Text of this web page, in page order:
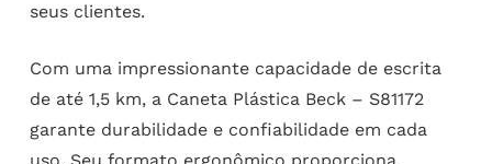
seus clientes.
Com uma impressionante capacidade de escrita
de até 1,5 km, a Caneta Plástica Beck – S81172
garante durabilidade e confiabilidade em cada